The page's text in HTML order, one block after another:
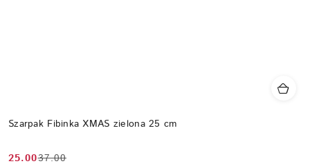
Szarpak Fibinka XMAS zielona 25 cm
25.0037.00